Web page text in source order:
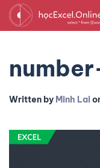
Written by Minh Lai